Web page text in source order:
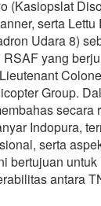
(Kasiopslat
serta Lettu
Udara 8)
yang
Group.
secara
Indopura,
serta
bertujuan
antara